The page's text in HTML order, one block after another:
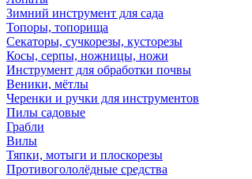
Зимний инструмент для сада
Топоры, топорища
Секаторы, сучкорезы, кусторезы
Косы, серпы, ножницы, ножи
Инструмент для обработки почвы
Веники, мётлы
Черенки и ручки для инструментов
Пилы садовые
Грабли
Вилы
Тяпки, мотыги и плоскорезы
Противогололёдные средства